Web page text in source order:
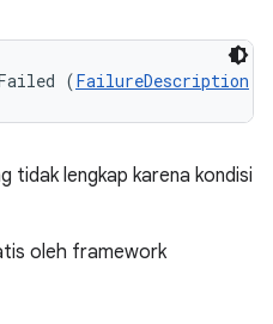
(FailureDescription
tidak lengkap karena kondisi
oleh framework